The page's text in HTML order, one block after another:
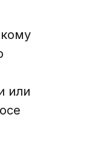
или